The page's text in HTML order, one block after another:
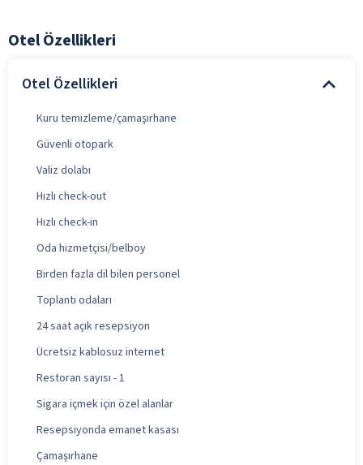
Otel Özellikleri
Otel Özellikleri
Kuru temizleme/çamaşırhane
Güvenli otopark
Valiz dolabı
Hızlı check-out
Hızlı check-in
Oda hizmetçisi/belboy
Birden fazla dil bilen personel
Toplantı odaları
24 saat açık resepsiyon
Ücretsiz kablosuz internet
Restoran sayısı - 1
Sigara içmek için özel alanlar
Resepsiyonda emanet kasası
Çamaşırhane